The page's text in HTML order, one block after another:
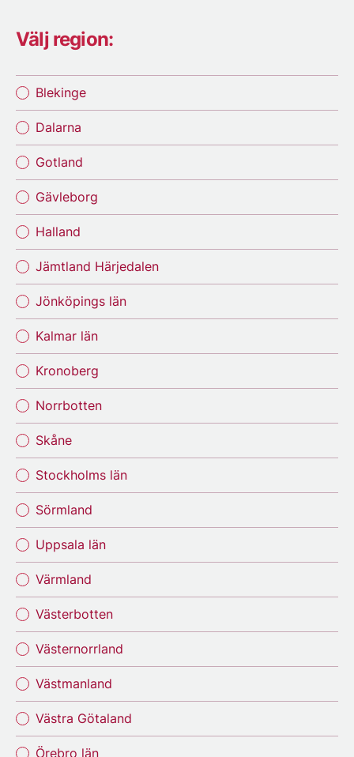
Välj region:
Blekinge
Dalarna
Gotland
Gävleborg
Halland
Jämtland Härjedalen
Jönköpings län
Kalmar län
Kronoberg
Norrbotten
Skåne
Stockholms län
Sörmland
Uppsala län
Värmland
Västerbotten
Västernorrland
Västmanland
Västra Götaland
Örebro län